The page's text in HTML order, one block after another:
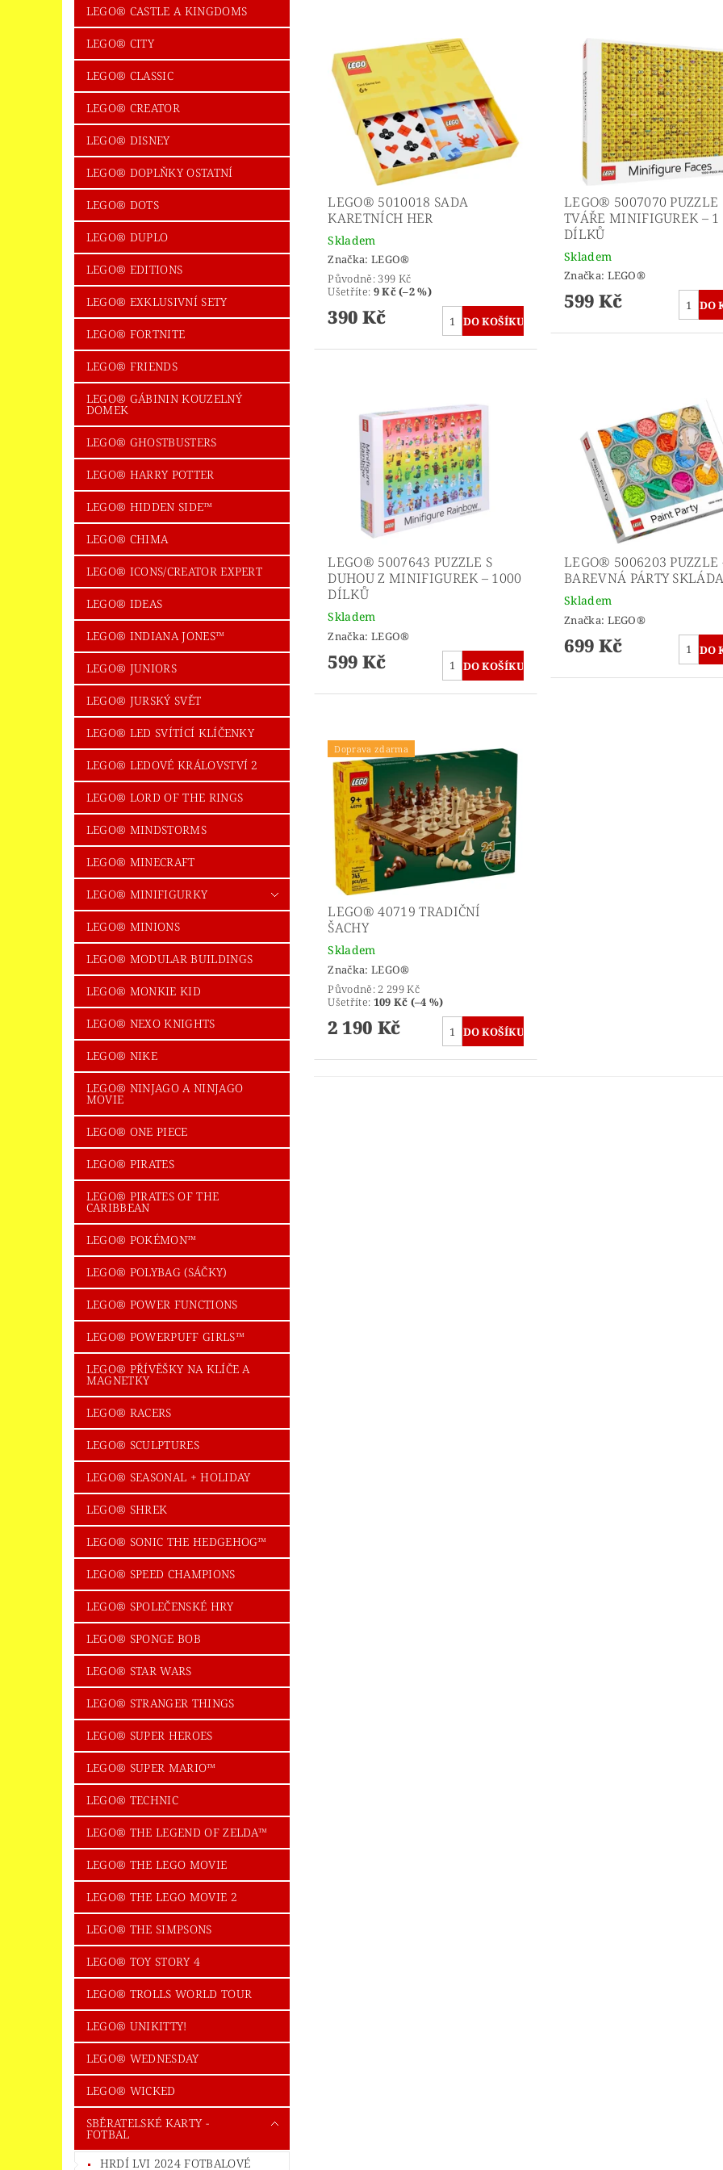
LEGO® CASTLE A KINGDOMS
LEGO® CITY
LEGO® CLASSIC
LEGO® CREATOR
LEGO® DISNEY
LEGO® DOPLŇKY OSTATNÍ
LEGO® DOTS
LEGO® DUPLO
LEGO® EDITIONS
LEGO® EXKLUSIVNÍ SETY
LEGO® FORTNITE
LEGO® FRIENDS
LEGO® GÁBININ KOUZELNÝ
DOMEK
LEGO® GHOSTBUSTERS
LEGO® HARRY POTTER
LEGO® HIDDEN SIDE™
LEGO® CHIMA
LEGO® ICONS/CREATOR EXPERT
LEGO® IDEAS
LEGO® INDIANA JONES™
LEGO® JUNIORS
LEGO® JURSKÝ SVĚT
LEGO® LED SVÍTÍCÍ KLÍČENKY
LEGO® LEDOVÉ KRÁLOVSTVÍ 2
LEGO® LORD OF THE RINGS
LEGO® MINDSTORMS
LEGO® MINECRAFT
LEGO® MINIFIGURKY
LEGO® MINIONS
LEGO® MODULAR BUILDINGS
LEGO® MONKIE KID
LEGO® NEXO KNIGHTS
LEGO® NIKE
LEGO® NINJAGO A NINJAGO
MOVIE
LEGO® ONE PIECE
LEGO® PIRATES
LEGO® PIRATES OF THE
CARIBBEAN
LEGO® POKÉMON™
LEGO® POLYBAG (SÁČKY)
LEGO® POWER FUNCTIONS
LEGO® POWERPUFF GIRLS™
LEGO® PŘÍVĚŠKY NA KLÍČE A
MAGNETKY
LEGO® RACERS
LEGO® SCULPTURES
LEGO® SEASONAL + HOLIDAY
LEGO® SHREK
LEGO® SONIC THE HEDGEHOG™
LEGO® SPEED CHAMPIONS
LEGO® SPOLEČENSKÉ HRY
LEGO® SPONGE BOB
LEGO® STAR WARS
LEGO® STRANGER THINGS
LEGO® SUPER HEROES
LEGO® SUPER MARIO™
LEGO® TECHNIC
LEGO® THE LEGEND OF ZELDA™
LEGO® THE LEGO MOVIE
LEGO® THE LEGO MOVIE 2
LEGO® THE SIMPSONS
LEGO® TOY STORY 4
LEGO® TROLLS WORLD TOUR
LEGO® UNIKITTY!
LEGO® WEDNESDAY
LEGO® WICKED
SBĚRATELSKÉ KARTY -
FOTBAL
HRDÍ LVI 2024 FOTBALOVÉ
LEGO® 5010018 SADA
KARETNÍCH HER
Skladem
Značka: LEGO®
Původně: 399 Kč
Ušetříte: 9 Kč (–2 %)
390 Kč
LEGO® 5007070 PUZZLE
TVÁŘE MINIFIGUREK – 1
DÍLKŮ
Skladem
Značka: LEGO®
599 Kč
LEGO® 5007643 PUZZLE S
DUHOU Z MINIFIGUREK – 1000
DÍLKŮ
Skladem
Značka: LEGO®
599 Kč
LEGO® 5006203 PUZZLE
BAREVNÁ PÁRTY
Skladem
Značka: LEGO®
699 Kč
Doprava zdarma
LEGO® 40719 TRADIČNÍ
ŠACHY
Skladem
Značka: LEGO®
Původně:2 299 Kč
Ušetříte: 109 Kč (–4 %)
2 190 Kč